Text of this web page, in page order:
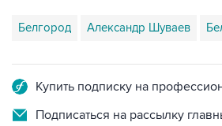
Белгород Александр Шуваев
Купить подписку на
Подписаться на рассылку